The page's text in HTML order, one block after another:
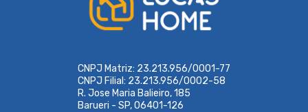
CNPJ Matriz: 23.213.956/0001-77
CNPJ Filial: 23.213.956/0002-58
R. Jose Maria Balieiro, 185
Barueri - SP, 06401-126